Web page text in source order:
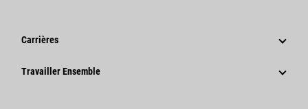
Code De Conduite
Communiqués De Presse De L'entreprise
Carrières
Pourquoi Choisir Caterpillar ?
Travailler Ensemble